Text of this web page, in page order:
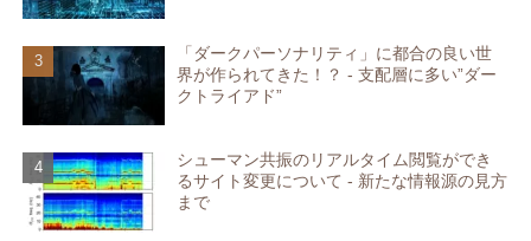
「ダークパーソナリティ」に都合の良い世
界が作られてきた！？ - 支配層に多い”ダー
クトライアド”
シューマン共振のリアルタイム閲覧ができ
るサイト変更について - 新たな情報源の見方
まで